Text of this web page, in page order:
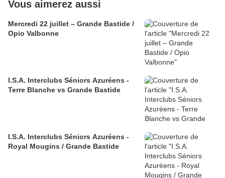
Vous aimerez aussi
Mercredi 22 juillet – Grande Bastide /
Opio Valbonne
I.S.A. Interclubs Séniors Azuréens -
Terre Blanche vs Grande Bastide
I.S.A. Interclubs Séniors Azuréens -
Royal Mougins / Grande Bastide